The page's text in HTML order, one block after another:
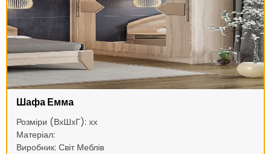
Шафа Емма
Розміри (ВхШхГ): хх
Матеріал:
Виробник: Світ Меблів